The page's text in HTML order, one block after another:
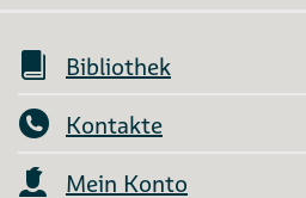
Bibliothek
Kontakte
Mein Konto